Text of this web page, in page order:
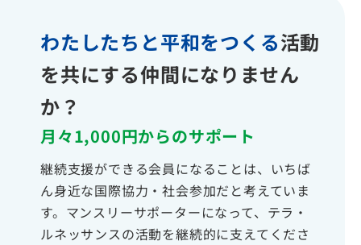
わたしたちと平和をつくる活動
を共にする仲間になりません
か？
月々1,000円からのサポート
継続支援ができる会員になることは、いちば
ん身近な国際協力・社会参加だと考えていま
す。マンスリーサポーターになって、テラ・
ルネッサンスの活動を継続的に支えてくださ